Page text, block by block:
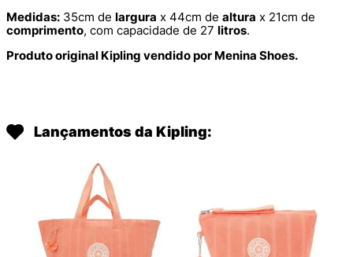
Medidas: 35cm de largura x 44cm de altura x 21cm de
comprimento, com capacidade de 27 litros.
Produto original Kipling vendido por Menina Shoes.
Lançamentos da Kipling: